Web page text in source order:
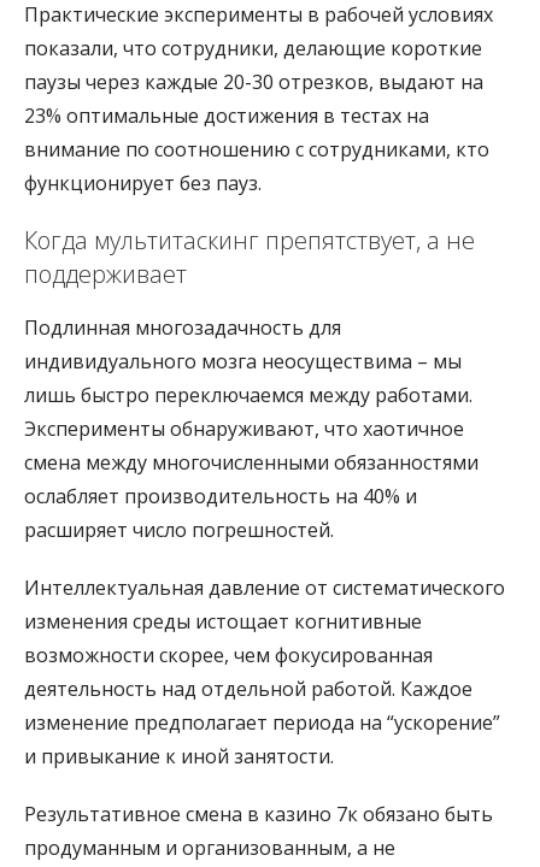
Практические эксперименты в рабочей условиях
показали, что сотрудники, делающие короткие
паузы через каждые 20-30 отрезков, выдают на
23% оптимальные достижения в тестах на
внимание по соотношению с сотрудниками, кто
функционирует без пауз.
Когда мультитаскинг препятствует, а не
поддерживает
Подлинная многозадачность для
индивидуального мозга неосуществима – мы
лишь быстро переключаемся между работами.
Эксперименты обнаруживают, что хаотичное
смена между многочисленными обязанностями
ослабляет производительность на 40% и
расширяет число погрешностей.
Интеллектуальная давление от систематического
изменения среды истощает когнитивные
возможности скорее, чем фокусированная
деятельность над отдельной работой. Каждое
изменение предполагает периода на “ускорение”
и привыкание к иной занятости.
Результативное смена в казино 7к обязано быть
продуманным и организованным, а не